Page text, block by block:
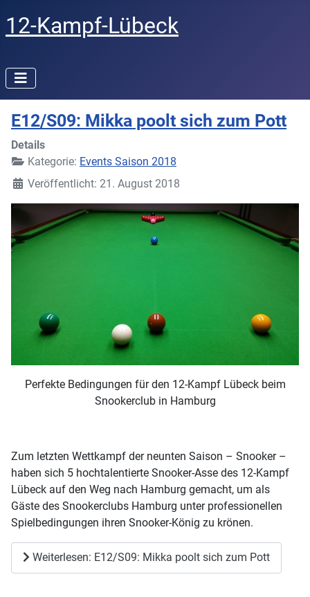
12-Kampf-Lübeck
E12/S09: Mikka poolt sich zum Pott
Details
Kategorie: Events Saison 2018
Veröffentlicht: 21. August 2018
Perfekte Bedingungen für den 12-Kampf Lübeck beim
Snookerclub in Hamburg
Zum letzten Wettkampf der neunten Saison – Snooker –
haben sich 5 hochtalentierte Snooker-Asse des 12-Kampf
Lübeck auf den Weg nach Hamburg gemacht, um als
Gäste des Snookerclubs Hamburg unter professionellen
Spielbedingungen ihren Snooker-König zu krönen.
Weiterlesen: E12/S09: Mikka poolt sich zum Pott